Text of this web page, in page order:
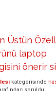
Üstün
laptop
önerir
kategorisinde
soruldu